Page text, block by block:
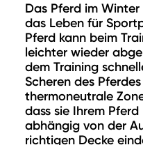
Das Pferd im
das Leben für
Pferd kann beim
leichter wieder
dem Training
Scheren des
thermoneutrale
dass sie Ihrem
abhängig von der
richtigen Decke